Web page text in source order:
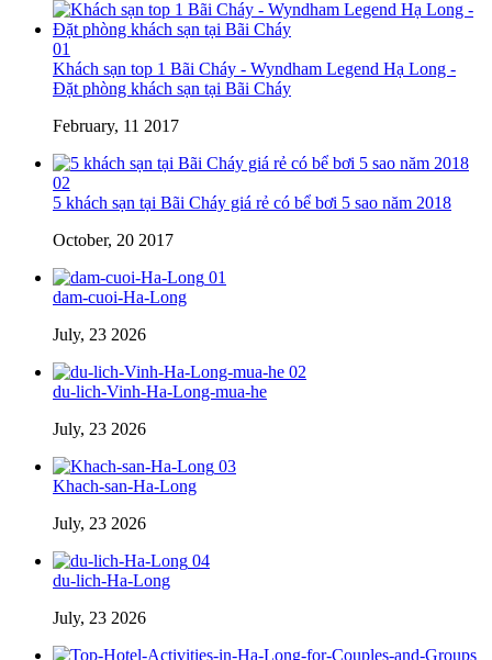
01
Khách sạn top 1 Bãi Cháy - Wyndham Legend Hạ Long -
Đặt phòng khách sạn tại Bãi Cháy
February, 11 2017
02
5 khách sạn tại Bãi Cháy giá rẻ có bể bơi 5 sao năm 2018
October, 20 2017
01
dam-cuoi-Ha-Long
July, 23 2026
02
du-lich-Vinh-Ha-Long-mua-he
July, 23 2026
03
Khach-san-Ha-Long
July, 23 2026
04
du-lich-Ha-Long
July, 23 2026